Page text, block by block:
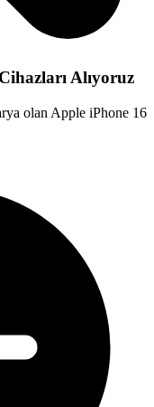
Alıyoruz
olan Apple iPhone 16